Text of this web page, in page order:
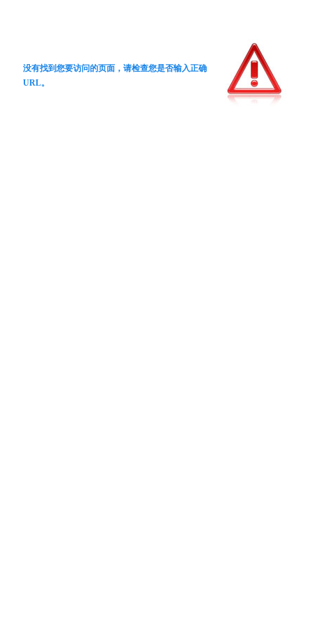
没有找到您要访问的页面，请检查您是否输入正确
URL。